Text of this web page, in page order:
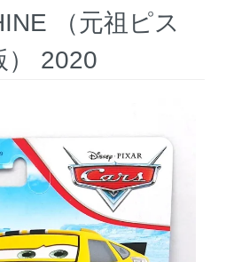
（元祖ピス
） 2020